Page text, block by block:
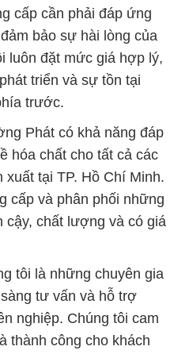
cấp cần phải đáp ứng
bảo sự hài lòng của
luôn đặt mức giá hợp lý,
triển và sự tồn tại
trước.
Phát có khả năng đáp
hóa chất cho tất cả các
tại TP. Hồ Chí Minh.
cấp và phân phối những
cậy, chất lượng và có giá
tôi là những chuyên gia
tư vấn và hỗ trợ
nghiệp. Chúng tôi cam
thành công cho khách